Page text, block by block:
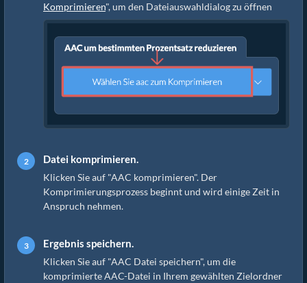
Komprimieren", um den Dateiauswahldialog zu öffnen
Datei komprimieren.
Klicken Sie auf "AAC komprimieren". Der
Komprimierungsprozess beginnt und wird einige Zeit in
Anspruch nehmen.
Ergebnis speichern.
Klicken Sie auf "AAC Datei speichern", um die
komprimierte AAC-Datei in Ihrem gewählten Zielordner